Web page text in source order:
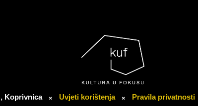
Koprivnica Uvjeti korištenja Pravila privatnosti